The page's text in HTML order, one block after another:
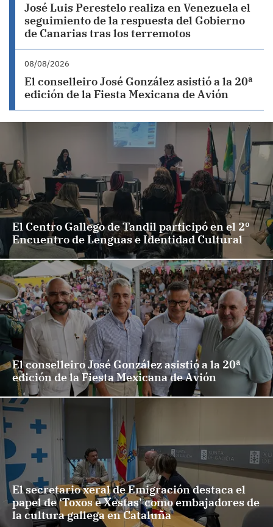
José Luis Perestelo realiza en Venezuela el
seguimiento de la respuesta del Gobierno
de Canarias tras los terremotos
08/08/2026
El conselleiro José González asistió a la 20ª
edición de la Fiesta Mexicana de Avión
El Centro Gallego de Tandil participó en el 2º
Encuentro de Lenguas e Identidad Cultural
El conselleiro José González asistió a la 20ª
edición de la Fiesta Mexicana de Avión
El secretario xeral de Emigración destaca el
papel de ‘Toxos e Xestas’ como embajadores de
la cultura gallega en Cataluña